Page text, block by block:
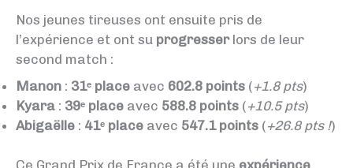
Nos jeunes tireuses ont ensuite pris de
l’expérience et ont su progresserlors de leur
second match :
Manon : 31ᵉ place avec 602.8 points (+1.8 pts)
Kyara : 39ᵉ place avec 588.8 points (+10.5 pts)
Abigaëlle : 41ᵉ place avec 547.1 points (+26.8 pts !)
Ce Grand Prix de France a été une expérience